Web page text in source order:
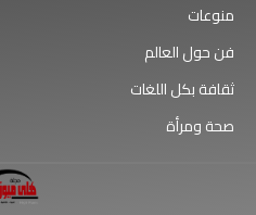
منوعات
فن حول العالم
ثقافة بكل اللغات
صحة ومرأة